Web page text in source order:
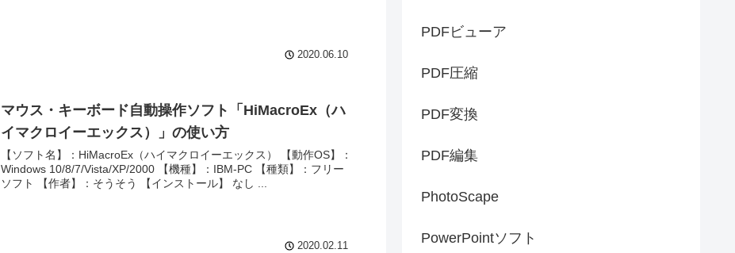
2020.06.10
マウス・キーボード自動操作ソフト「HiMacroEx（ハ
イマクロイーエックス）」の使い方
【ソフト名】：HiMacroEx（ハイマクロイーエックス） 【動作OS】：
Windows 10/8/7/Vista/XP/2000 【機種】：IBM-PC 【種類】：フリー
ソフト 【作者】：そうそう 【インストール】 なし ...
2020.02.11
PDFビューア
PDF圧縮
PDF変換
PDF編集
PhotoScape
PowerPointソフト